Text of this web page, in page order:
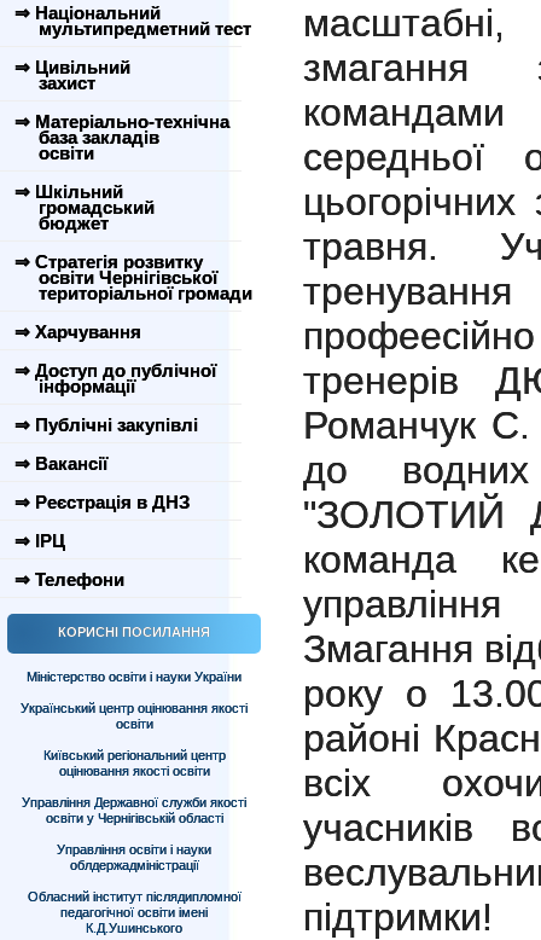
⇒ Національний
мультипредметний тест
⇒ Цивільний
захист
⇒ Матеріально-технічна
база закладів
освіти
⇒ Шкільний
громадський
бюджет
⇒ Стратегія розвитку
освіти Чернігівської
територіальної громади
⇒ Харчування
⇒ Доступ до публічної
інформації
⇒ Публічні закупівлі
⇒ Вакансії
⇒ Реєстрація в ДНЗ
⇒ ІРЦ
⇒ Телефони
КОРИСНІ ПОСИЛАННЯ
Міністерство освіти і науки України
Український центр оцінювання якості
освіти
Київський регіональний центр
оцінювання якості освіти
Управління Державної служби якості
освіти у Чернігівській області
Управління освіти і науки
облдержадміністрації
Обласний інститут післядипломної
педагогічної освіти імені
К.Д.Ушинського
командами
середньої
травня.
тренерів
Романчук С.
до
"ЗОЛОТИЙ
команда
Змагання
року о
районі
всіх
учасників
підтримки!